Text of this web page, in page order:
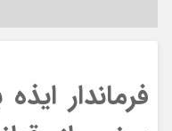
فرماندار